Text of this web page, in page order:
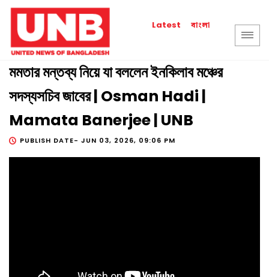
Latest বাংলা
মমতার মন্তব্য নিয়ে যা বললেন ইনকিলাব মঞ্চের
সদস্যসচিব জাবের | Osman Hadi |
Mamata Banerjee | UNB
PUBLISH DATE- JUN 03, 2026, 09:06 PM